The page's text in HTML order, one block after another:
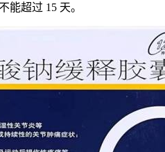
能超过 15 天。